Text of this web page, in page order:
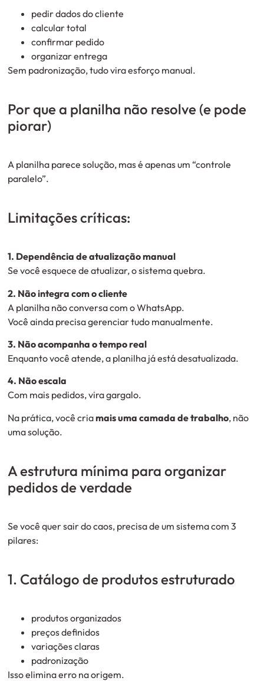
pedir dados do cliente
calcular total
confirmar pedido
organizar entrega
Sem padronização, tudo vira esforço manual.
Por que a planilha não resolve (e pode
piorar)
A planilha parece solução, mas é apenas um “controle
paralelo”.
Limitações críticas:
1. Dependência de atualização manual
Se você esquece de atualizar, o sistema quebra.
2. Não integra com o cliente
A planilha não conversa com o WhatsApp.
Você ainda precisa gerenciar tudo manualmente.
3. Não acompanha o tempo real
Enquanto você atende, a planilha já está desatualizada.
4. Não escala
Com mais pedidos, vira gargalo.
Na prática, você criamais uma camada de trabalho, não
uma solução.
A estrutura mínima para organizar
pedidos de verdade
Se você quer sair do caos, precisa de um sistema com 3
pilares:
1. Catálogo de produtos estruturado
produtos organizados
preços definidos
variações claras
padronização
Isso elimina erro na origem.